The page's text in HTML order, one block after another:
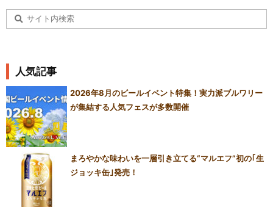
人気記事
2026年8月のビールイベント特集！実力派ブルワリー
が集結する人気フェスが多数開催
まろやかな味わいを一層引き立てる“マルエフ”初の｢生
ジョッキ缶｣発売！